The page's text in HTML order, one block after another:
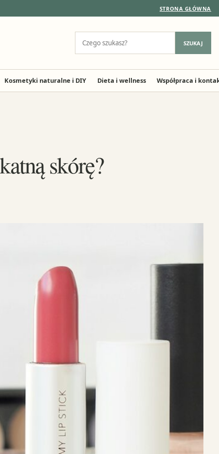
STRONA GŁÓWNA
SZUKAJ
Kosmetyki naturalne i DIY Dieta i wellness Współpraca i
skórę?